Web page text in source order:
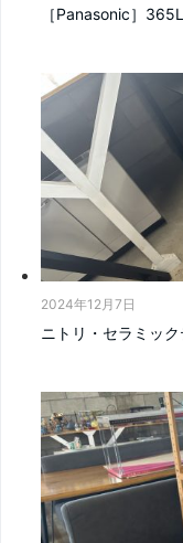
［Panasonic］
2024年12月7日
ニトリ・セラミッ